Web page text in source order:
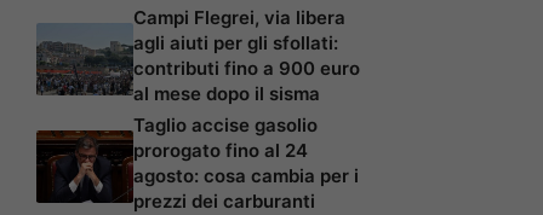
Campi Flegrei, via libera
agli aiuti per gli sfollati:
contributi fino a 900 euro
al mese dopo il sisma
Taglio accise gasolio
prorogato fino al 24
agosto: cosa cambia per i
prezzi dei carburanti